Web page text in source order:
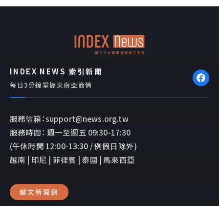
b
l
INDEX NEWS 索引新聞
每日3分鐘掌握東南亞商情
服務信箱：support@news.org.tw
服務時間： 週一至週五 09:30-17:30
(午休時間 12:00-13:30 / 例假日除外)
越南 | 印尼 | 菲律賓 | 泰國 | 馬來西亞
越文新聞網